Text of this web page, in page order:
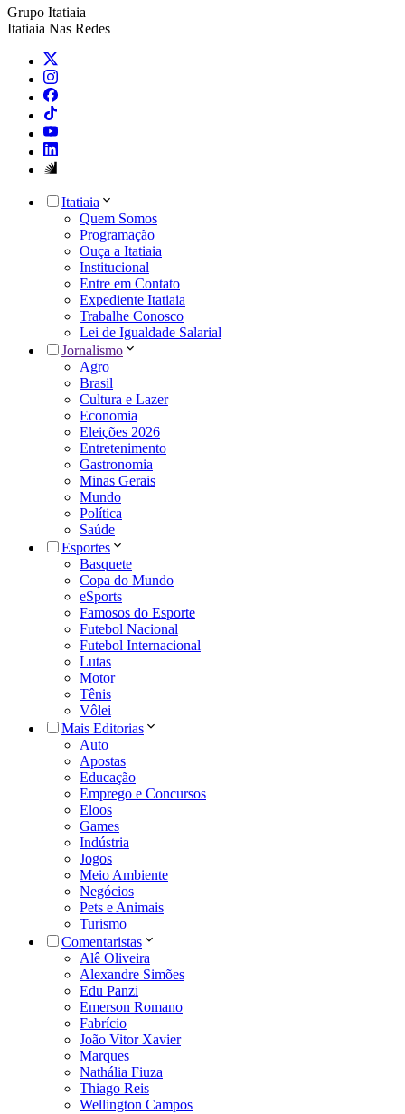
Grupo Itatiaia
Itatiaia Nas Redes
Itatiaia
Quem Somos
Programação
Ouça a Itatiaia
Institucional
Entre em Contato
Expediente Itatiaia
Trabalhe Conosco
Lei de Igualdade Salarial
Jornalismo
Agro
Brasil
Cultura e Lazer
Economia
Eleições 2026
Entretenimento
Gastronomia
Minas Gerais
Mundo
Política
Saúde
Esportes
Basquete
Copa do Mundo
eSports
Famosos do Esporte
Futebol Nacional
Futebol Internacional
Lutas
Motor
Tênis
Vôlei
Mais Editorias
Auto
Apostas
Educação
Emprego e Concursos
Eloos
Games
Indústria
Jogos
Meio Ambiente
Negócios
Pets e Animais
Turismo
Comentaristas
Alê Oliveira
Alexandre Simões
Edu Panzi
Emerson Romano
Fabrício
João Vitor Xavier
Marques
Nathália Fiuza
Thiago Reis
Wellington Campos